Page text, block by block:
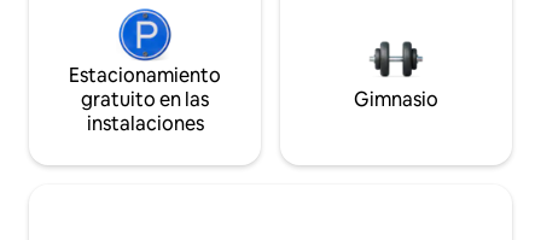
Estacionamiento
gratuito en las
instalaciones
Gimnasio